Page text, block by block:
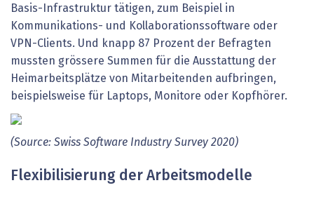
Basis-Infrastruktur tätigen, zum Beispiel in
Kommunikations- und Kollaborationssoftware oder
VPN-Clients. Und knapp 87 Prozent der Befragten
mussten grössere Summen für die Ausstattung der
Heimarbeitsplätze von Mitarbeitenden aufbringen,
beispielsweise für Laptops, Monitore oder Kopfhörer.
(Source: Swiss Software Industry Survey 2020)
Flexibilisierung der Arbeitsmodelle